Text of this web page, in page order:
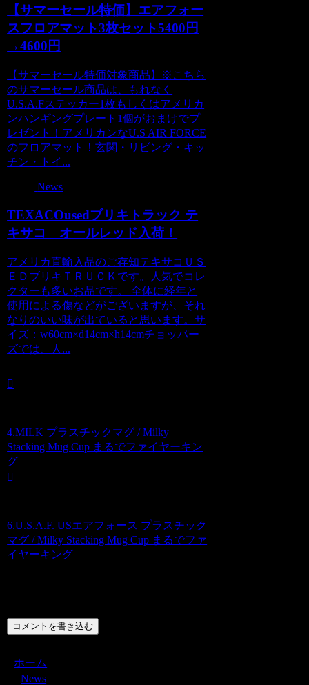
【サマーセール特価】エアフォー
スフロアマット3枚セット5400円
→4600円
【サマーセール特価対象商品】※こちら
のサマーセール商品は、もれなく
U.S.A.Fステッカー1枚もしくはアメリカ
ンハンギングプレート1個がおまけでプ
レゼント！アメリカンなU.S AIR FORCE
のフロアマット！玄関・リビング・キッ
チン・トイ...
News
TEXACOusedブリキトラック テ
キサコ オールレッド入荷！
アメリカ直輸入品のご存知テキサコＵＳ
ＥＤブリキＴＲＵＣＫです。人気でコレ
クターも多いお品です。 全体に経年と
使用による傷などがございますが、それ
なりのいい味が出ていると思います。サ
イズ：w60cm×d14cm×h14cmチョッパー
ズでは、人...
4.MILK プラスチックマグ / Milky
Stacking Mug Cup まるでファイヤーキン
グ
6.U.S.A.F. USエアフォース プラスチック
マグ / Milky Stacking Mug Cup まるでファ
イヤーキング
コメントを書き込む
ホーム
News